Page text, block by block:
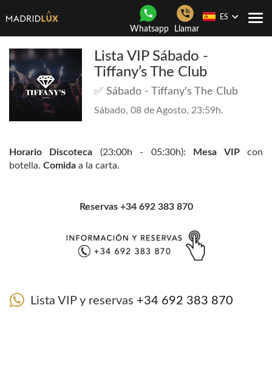
Whatsapp Llamar
ES
Lista VIP Sábado -
Tiffany’s The Club
✅ Sábado - Tiffany's The Club
Sábado, 08 de Agosto, 23:59h.
Horario Discoteca (23:00h - 05:30h): Mesa VIPcon
botella. Comida a la carta.
Reservas +34 692 383 870
Lista VIP y reservas +34 692 383 870